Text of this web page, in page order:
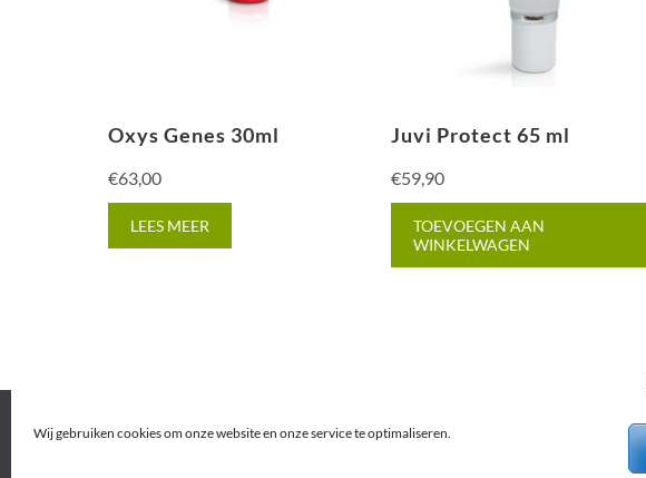
Wij gebruiken cookies om onze website en onze service te optimaliseren.
Oxys Genes 30ml
€63,00
LEES MEER
Juvi Protect 65 ml
€59,90
TOEVOEGEN AAN
WINKELWAGEN
© 2026BEAUTYCENTER BLOOM. Alle rechten voorbehouden.